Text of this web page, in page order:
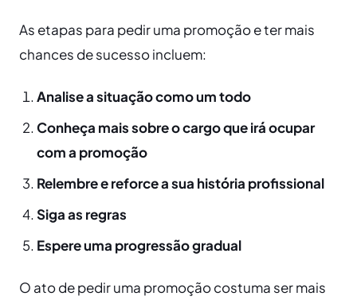
As etapas para pedir uma promoção e ter mais
chances de sucesso incluem:
Analise a situação como um todo
Conheça mais sobre o cargo que irá ocupar
com a promoção
Relembre e reforce a sua história profissional
Siga as regras
Espere uma progressão gradual
O ato de pedir uma promoção costuma ser mais